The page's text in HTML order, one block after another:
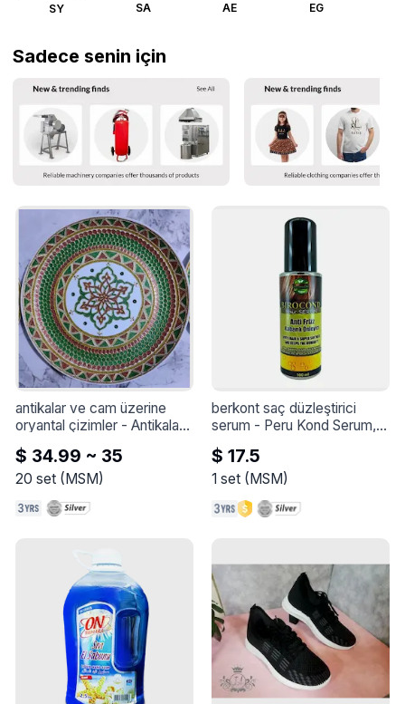
SY SA AE EG
Sadece senin için
antikalar ve cam üzerine
oryantal çizimler - Antikalar
ve cam üzerine oryantal
çizimler
$ 34.99 ~ 35
20 set(MSM)
berkont saç düzleştirici
serum - Peru Kond Serum,
kıvırcık saçlar ve ekstra
parlaklık ihtiyacı olan saçlar
için mükemmel bir örnektir.
olağanüstü yumuşaklık ve
saçın düzleşmesine
yardımcı olur.
$ 17.5
1 set (MSM)